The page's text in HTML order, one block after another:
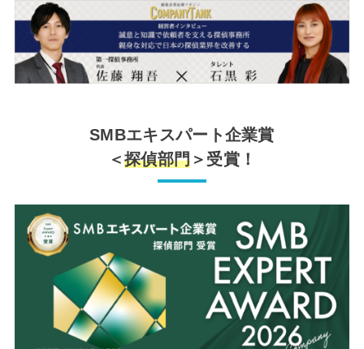
SMBエキスパート企業賞
＜探偵部門 ＞受賞！